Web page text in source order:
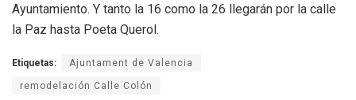
Ayuntamiento. Y tanto la 16 como la 26 llegarán por la calle
la Paz hasta Poeta Querol.
Etiquetas: Ajuntament de Valencia
remodelación Calle Colón